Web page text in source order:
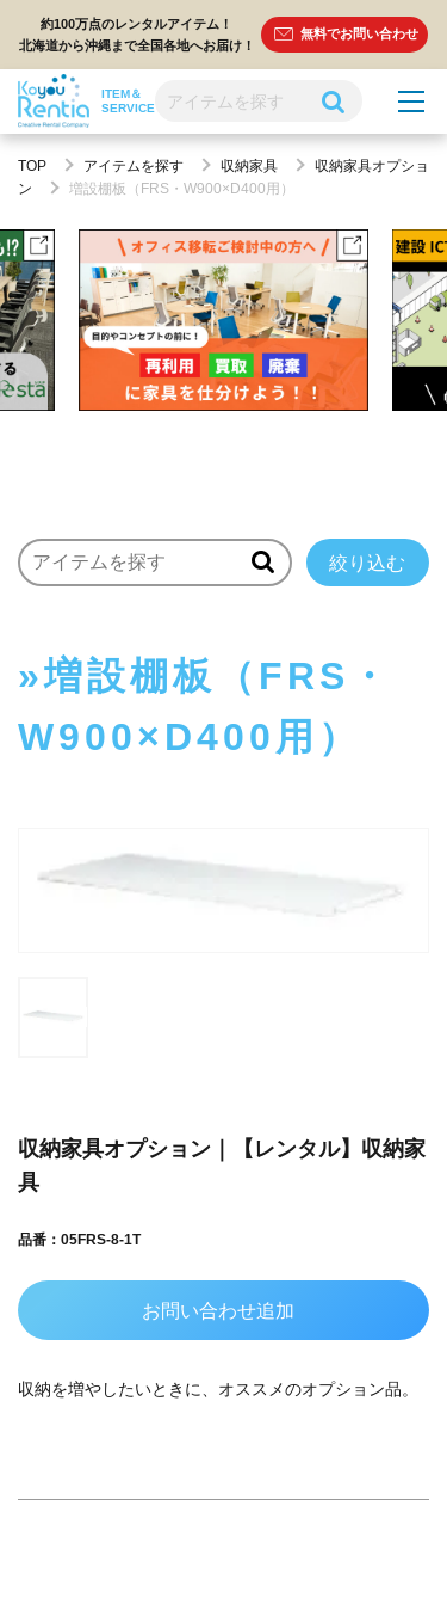
約100万点のレンタルアイテム！
北海道から沖縄まで全国各地へお届け！
無料でお問い合わせ
ITEM＆
SERVICE
TOP アイテムを探す 収納家具
収納家具オプショ
ン
増設棚板（FRS・W900×D400用）
絞り込む
増設棚板（FRS・
W900×D400用）
収納家具オプション｜【レンタル】収納家
具
品番：05FRS-8-1T
お問い合わせ追加
収納を増やしたいときに、オススメのオプション品。